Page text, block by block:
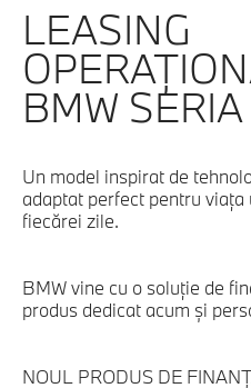
LEASING
BMW
Un model inspirat de
adaptat perfect pentru
fiecărei zile.
BMW vine cu o soluţie de
produs dedicat acum şi
NOUL PRODUS DE